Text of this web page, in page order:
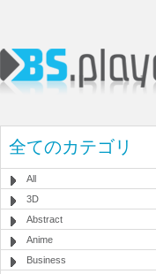
全てのカテゴリ
All
3D
Abstract
Anime
Business